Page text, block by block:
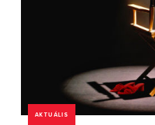
AKTUÁLIS